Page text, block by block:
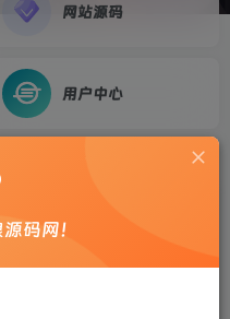
网站源码
用户中心
台+教程
码网！